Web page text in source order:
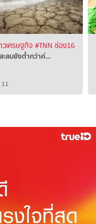
วเศรษฐกิจ #TNN ช่อง16
ะสมยังต่ำกว่าค่…
11